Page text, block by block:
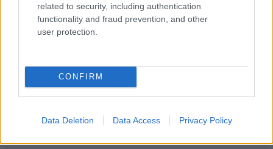
related to security, including authentication
functionality and fraud prevention, and other
user protection.
CONFIRM
Data Deletion Data Access Privacy Policy